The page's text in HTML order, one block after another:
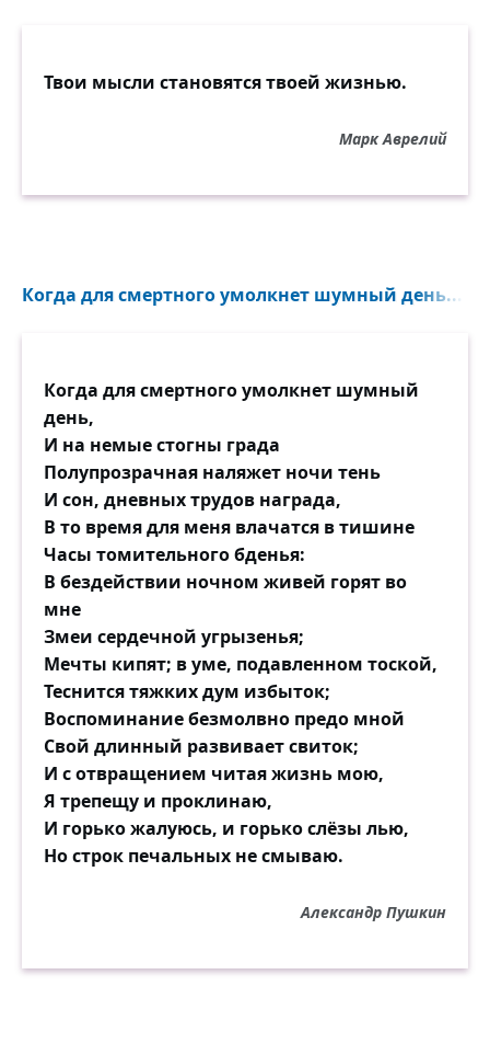
Твои мысли становятся твоей жизнью.
Марк Аврелий
Когда для смертного умолкнет шумный день...
Когда для смертного умолкнет шумный
день,
И на немые стогны града
Полупрозрачная наляжет ночи тень
И сон, дневных трудов награда,
В то время для меня влачатся в тишине
Часы томительного бденья:
В бездействии ночном живей горят во
мне
Змеи сердечной угрызенья;
Мечты кипят; в уме, подавленном тоской,
Теснится тяжких дум избыток;
Воспоминание безмолвно предо мной
Свой длинный развивает свиток;
И с отвращением читая жизнь мою,
Я трепещу и проклинаю,
И горько жалуюсь, и горько слёзы лью,
Но строк печальных не смываю.
Александр Пушкин